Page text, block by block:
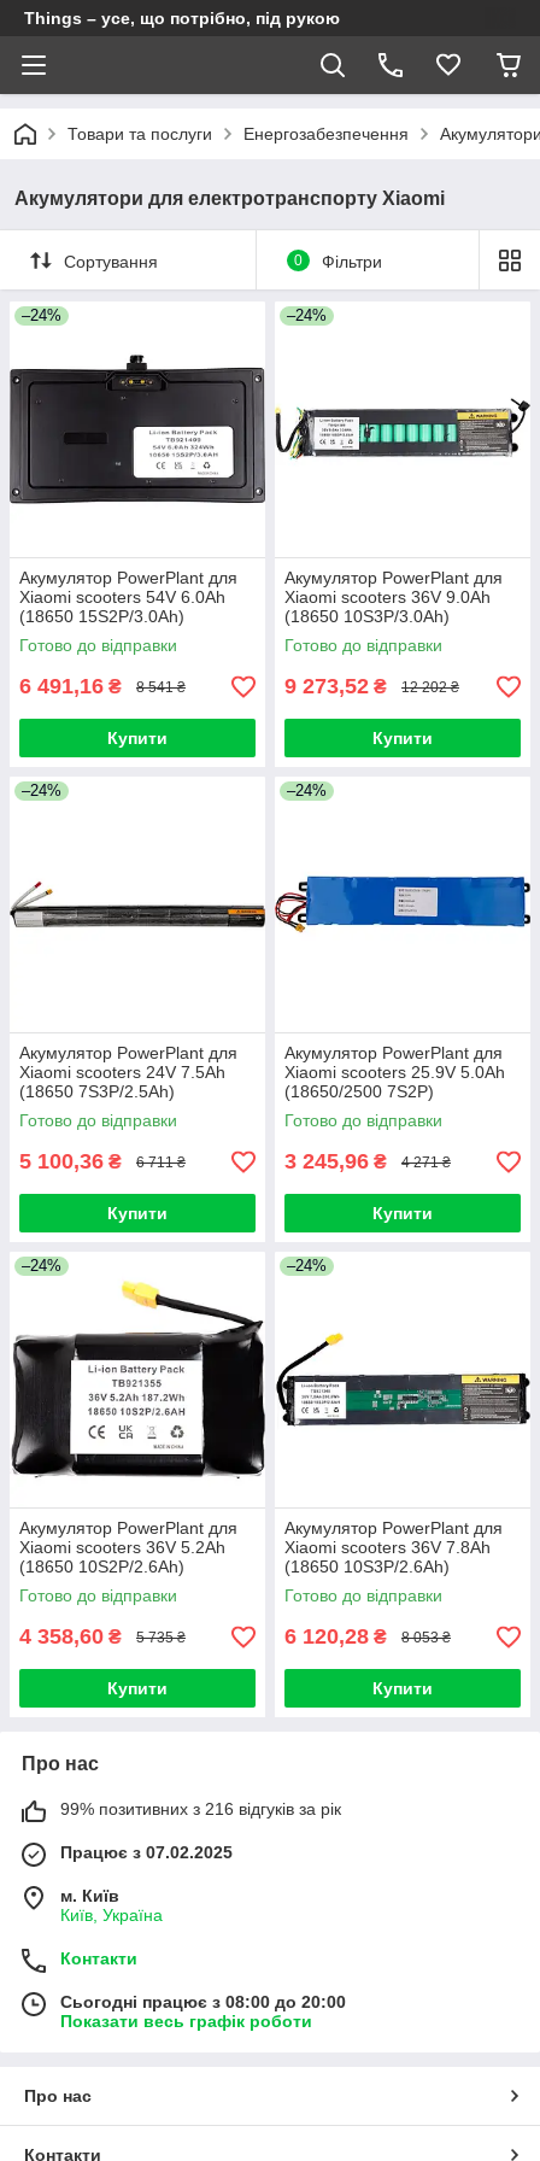
Things – усе, що потрібно, під рукою
Товари та послуги Енергозабезпечення
Акумулятори для електротранспорту Xiaomi
Сортування 0 Фільтри
–24%
Акумулятор PowerPlant для
Xiaomi scooters 54V 6.0Ah
(18650 15S2P/3.0Ah)
Готово до відправки
6 491,16 ₴ 8 541 ₴
Купити
–24%
Акумулятор PowerPlant для
Xiaomi scooters 36V 9.0Ah
(18650 10S3P/3.0Ah)
Готово до відправки
9 273,52 ₴ 12 202 ₴
Купити
–24%
Акумулятор PowerPlant для
Xiaomi scooters 24V 7.5Ah
(18650 7S3P/2.5Ah)
Готово до відправки
5 100,36 ₴ 6 711 ₴
Купити
–24%
Акумулятор PowerPlant для
Xiaomi scooters 25.9V 5.0Ah
(18650/2500 7S2P)
Готово до відправки
3 245,96 ₴ 4 271 ₴
Купити
–24%
Акумулятор PowerPlant для
Xiaomi scooters 36V 5.2Ah
(18650 10S2P/2.6Ah)
Готово до відправки
4 358,60 ₴ 5 735 ₴
Купити
–24%
Акумулятор PowerPlant для
Xiaomi scooters 36V 7.8Ah
(18650 10S3P/2.6Ah)
Готово до відправки
6 120,28 ₴ 8 053 ₴
Купити
Про нас
99% позитивних з 216 відгуків за рік
Працює з 07.02.2025
м. Київ
Київ, Україна
Контакти
Сьогодні працює з 08:00 до 20:00
Показати весь графік роботи
Про нас
Контакти